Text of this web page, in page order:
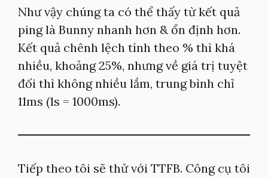
Như vậy chúng ta có thể thấy từ kết quả
ping là Bunny nhanh hơn & ổn định hơn.
Kết quả chênh lệch tính theo % thì khá
nhiều, khoảng 25%, nhưng về giá trị tuyệt
đối thì không nhiều lắm, trung bình chỉ
11ms (1s = 1000ms).
Tiếp theo tôi sẽ thử với TTFB. Công cụ tôi